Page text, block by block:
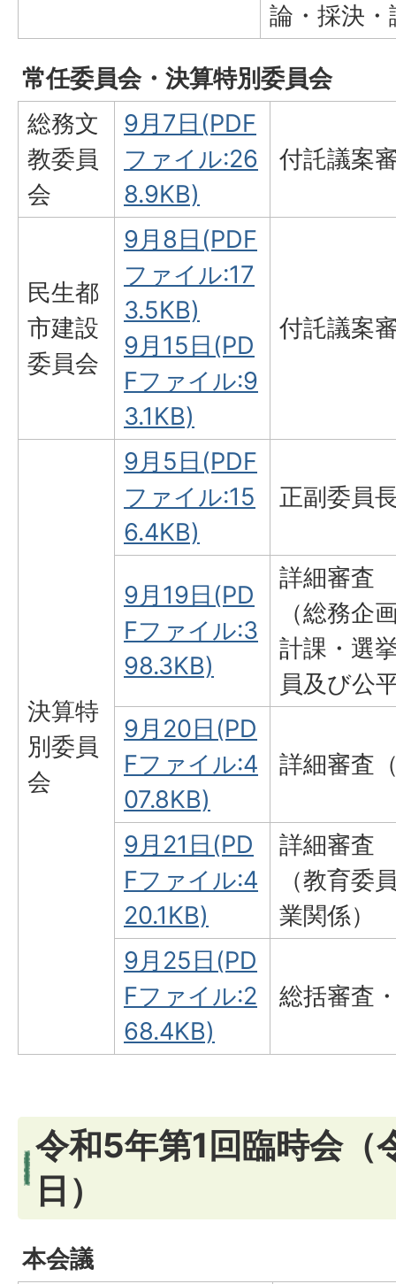
論・採決
常任委員会・決算特別委員会
総務文
教委員
会
9月7日(PDF
ファイル:26
8.9KB)
付託議案
民生都
市建設
委員会
9月8日(PDF
ファイル:17
3.5KB)
9月15日(PD
Fファイル:9
3.1KB)
付託議案
決算特
別委員
会
9月5日(PDF
ファイル:15
6.4KB)
正副委員
9月19日(PD
Fファイル:3
98.3KB)
詳細審査
（総務企
計課・選
員及び公
9月20日(PD
Fファイル:4
07.8KB)
詳細審査
9月21日(PD
Fファイル:4
20.1KB)
詳細審査
（教育委
業関係）
9月25日(PD
Fファイル:2
68.4KB)
総括審査
令和5年第1回臨時会（
日）
本会議